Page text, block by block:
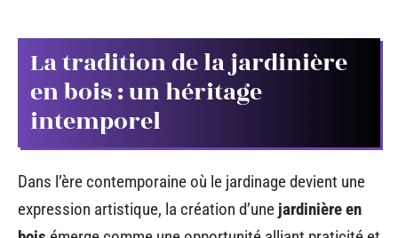
La tradition de la jardinière
en bois : un héritage
intemporel
Dans l’ère contemporaine où le jardinage devient une
expression artistique, la création d’une jardinière en